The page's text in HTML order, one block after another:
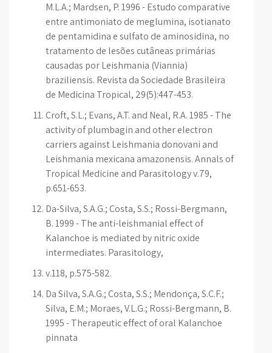
M.L.A.; Mardsen, P. 1996 - Estudo comparative
entre antimoniato de meglumina, isotianato
de pentamidina e sulfato de aminosidina, no
tratamento de lesões cutâneas primárias
causadas por Leishmania (Viannia)
braziliensis. Revista da Sociedade Brasileira
de Medicina Tropical, 29(5):447-453.
Croft, S.L.; Evans, A.T. and Neal, R.A. 1985 - The
activity of plumbagin and other electron
carriers against Leishmania donovani and
Leishmania mexicana amazonensis. Annals of
Tropical Medicine and Parasitology v.79,
p.651-653.
Da-Silva, S.A.G.; Costa, S.S.; Rossi-Bergmann,
B. 1999 - The anti-leishmanial effect of
Kalanchoe is mediated by nitric oxide
intermediates. Parasitology,
v.118, p.575-582.
Da Silva, S.A.G.; Costa, S.S.; Mendonça, S.C.F.;
Silva, E.M.; Moraes, V.L.G.; Rossi-Bergmann, B.
1995 - Therapeutic effect of oral Kalanchoe
pinnata